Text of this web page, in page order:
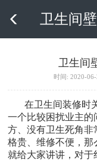

卫生间
时间: 2020-06-
在卫生间装修时
一个比较困扰业主的
方、没有卫生死角非
格贵、维修不便，那
就给大家讲讲，对